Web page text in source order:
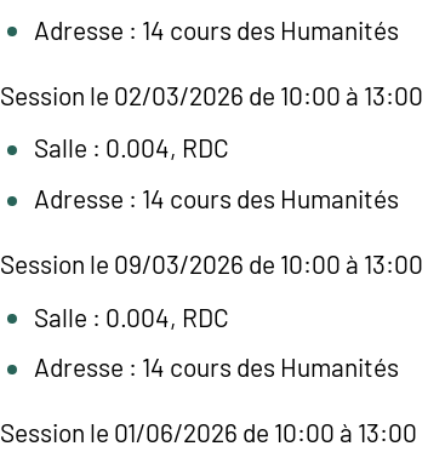
Adresse : 14 cours des Humanités
Session le 02/03/2026 de 10:00 à 13:00
Salle : 0.004, RDC
Adresse : 14 cours des Humanités
Session le 09/03/2026 de 10:00 à 13:00
Salle : 0.004, RDC
Adresse : 14 cours des Humanités
Session le 01/06/2026 de 10:00 à 13:00